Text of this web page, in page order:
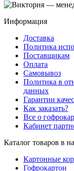
Информация
Доставка
Политика
Поставщикам
Оплата
Самовывоз
Политика в
данных
Гарантии
Как заказать?
Все о
Кабинет
Каталог товаров в
Картонные
Гофрокартон